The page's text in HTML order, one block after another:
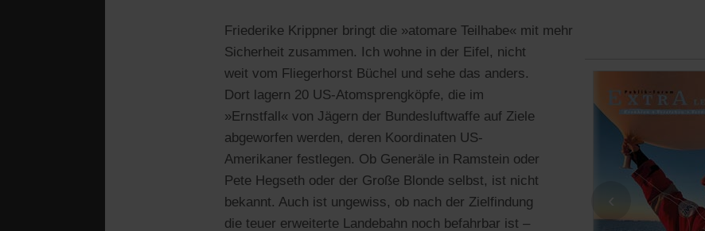
‹
Friederike Krippner bringt die »atomare Teilhabe« mit mehr
Sicherheit zusammen. Ich wohne in der Eifel, nicht
weit vom Fliegerhorst Büchel und sehe das anders.
Dort lagern 20 US-Atomsprengköpfe, die im
»Ernstfall« von Jägern der Bundesluftwaffe auf Ziele
abgeworfen werden, deren Koordinaten US-
Amerikaner festlegen. Ob Generäle in Ramstein oder
Pete Hegseth oder der Große Blonde selbst, ist nicht
bekannt. Auch ist ungewiss, ob nach der Zielfindung
die teuer erweiterte Landebahn noch befahrbar ist –